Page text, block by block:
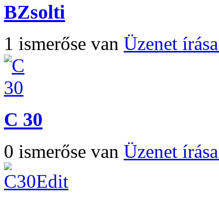
BZsolti
1 ismerőse van Üzenet
C 30
0 ismerőse van Üzenet